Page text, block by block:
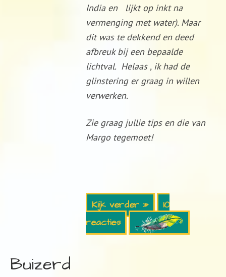
India en lijkt op inkt na
vermenging met water). Maar
dit was te dekkend en deed
afbreuk bij een bepaalde
lichtval. Helaas , ik had de
glinstering er graag in willen
verwerken.
Zie graag jullie tips en die van
Margo tegemoet!
Kijk verder »
10
reacties
Buizerd